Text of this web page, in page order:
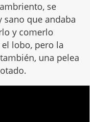
se
que andaba
y comerlo
lobo, pero la
una pelea